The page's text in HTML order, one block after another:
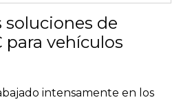
soluciones de
para vehículos
intensamente en los